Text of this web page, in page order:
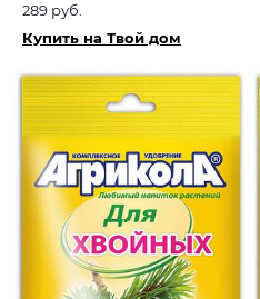
289 руб.
Купить на Твой дом